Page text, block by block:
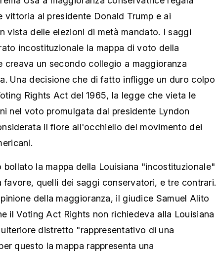
vittoria al presidente Donald Trump e ai
vista delle elezioni di metà mandato. I saggi
incostituzionale la mappa di voto della
creava un secondo collegio a maggioranza
Una decisione che di fatto infligge un duro colpo
Rights Act del 1965, la legge che vieta le
nel voto promulgata dal presidente Lyndon
il fiore all'occhiello del movimento dei
bollato la mappa della Louisiana "incostituzionale"
favore, quelli dei saggi conservatori, e tre contrari.
della maggioranza, il giudice Samuel Alito
il Voting Act Rights non richiedeva alla Louisiana
distretto "rappresentativo di una
questo la mappa rappresenta una